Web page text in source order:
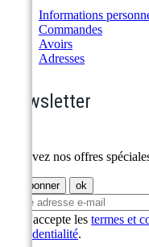
Informations
Commandes
Avoirs
Adresses
Newsletter
Recevez nos offres
J'accepte les termes et
confidentialité.